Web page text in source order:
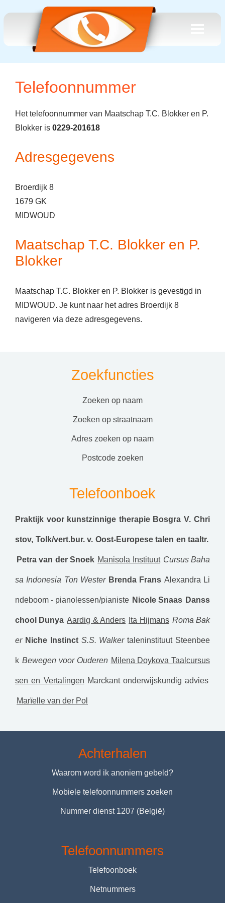
Telefoonnummer
Het telefoonnummer van Maatschap T.C. Blokker en P.
Blokker is 0229-201618
Adresgegevens
Broerdijk 8
1679 GK
MIDWOUD
Maatschap T.C. Blokker en P.
Blokker
Maatschap T.C. Blokker en P. Blokker is gevestigd in
MIDWOUD. Je kunt naar het adres Broerdijk 8
navigeren via deze adresgegevens.
Zoekfuncties
zoeken op naam
zoeken op straatnaam
adres zoeken op naam
postcode zoeken
Telefoonboek
Praktijk voor kunstzinnige therapie Bosgra V. Chri
stov, Tolk/vert.bur. v. Oost-Europese talen en taaltr.
Petra van der Snoek Manisola Instituut Cursus Baha
sa Indonesia Ton Wester Brenda Frans Alexandra Li
ndeboom - pianolessen/pianiste Nicole Snaas Danss
chool Dunya Aardig & Anders Ita Hijmans Roma Bak
er Niche Instinct S.S. Walker taleninstituut Steenbee
k Bewegen voor Ouderen Milena Doykova Taalcursus
sen en Vertalingen Marckant onderwijskundig advies
Marïelle van der Pol
Achterhalen
Waarom word ik anoniem gebeld?
Mobiele telefoonnummers zoeken
Nummer dienst 1207 (België)
Telefoonnummers
Telefoonboek
Netnummers